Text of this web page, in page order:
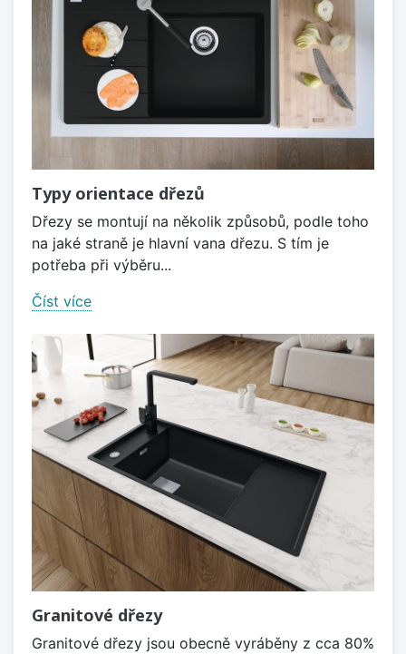
Typy orientace dřezů
Dřezy se montují na několik způsobů, podle toho
na jaké straně je hlavní vana dřezu. S tím je
potřeba při výběru...
Číst více
Granitové dřezy
Granitové dřezy jsou obecně vyráběny z cca 80%